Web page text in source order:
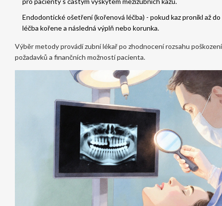
Endodontické ošetření (kořenová léčba) - pokud kaz pronikl až
léčba kořene a následná výplň nebo korunka.
Výběr metody provádí zubní lékař po zhodnocení rozsahu
požadavků a finančních možností pacienta.